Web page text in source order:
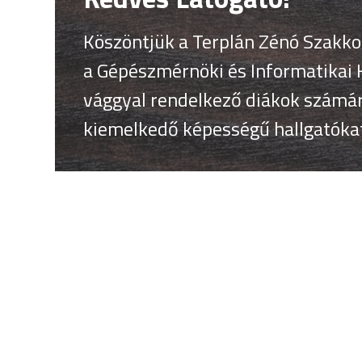
Köszöntjük a Terplán Zénó
a Gépészmérnöki és
vággyal rendelkező diákok
kiemelkedő képességű
Köszöntjük a Terplán Zénó
a Gépészmérnöki és
vággyal rendelkező diákok
kiemelkedő képességű